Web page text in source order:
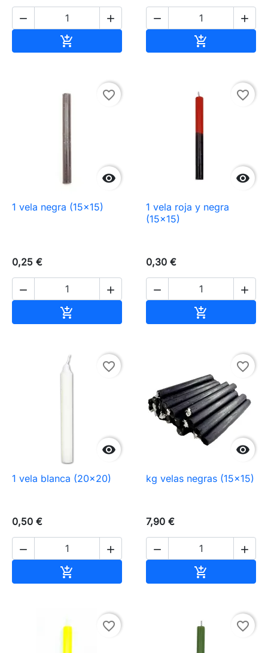
 

 


favorite_border
1 vela negra (15×15)
0,25 €
 


favorite_border
1 vela roja y negra
(15×15)
0,30 €
 


favorite_border
1 vela blanca (20×20)
0,50 €
 


favorite_border
kg velas negras (15×15)
7,90 €
 

favorite_border favorite_border